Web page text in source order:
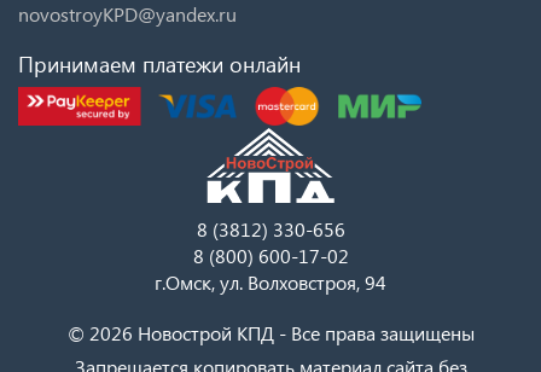
novostroyKPD@yandex.ru
Принимаем платежи онлайн
8 (3812) 330-656
8 (800) 600-17-02
г.Омск, ул. Волховстроя, 94
© 2026 Новострой КПД - Все права защищены
Запрещается копировать материал сайта без